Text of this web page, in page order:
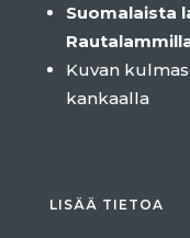
Suomalaista
Kuvan
kankaalla
LISÄÄ TIETOA